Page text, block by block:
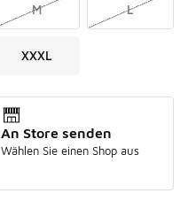
M L
XXXL
An Store senden
Wählen Sie einen Shop aus